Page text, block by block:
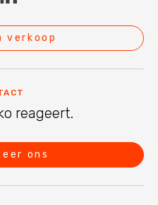
verkoop
reageert.
ons